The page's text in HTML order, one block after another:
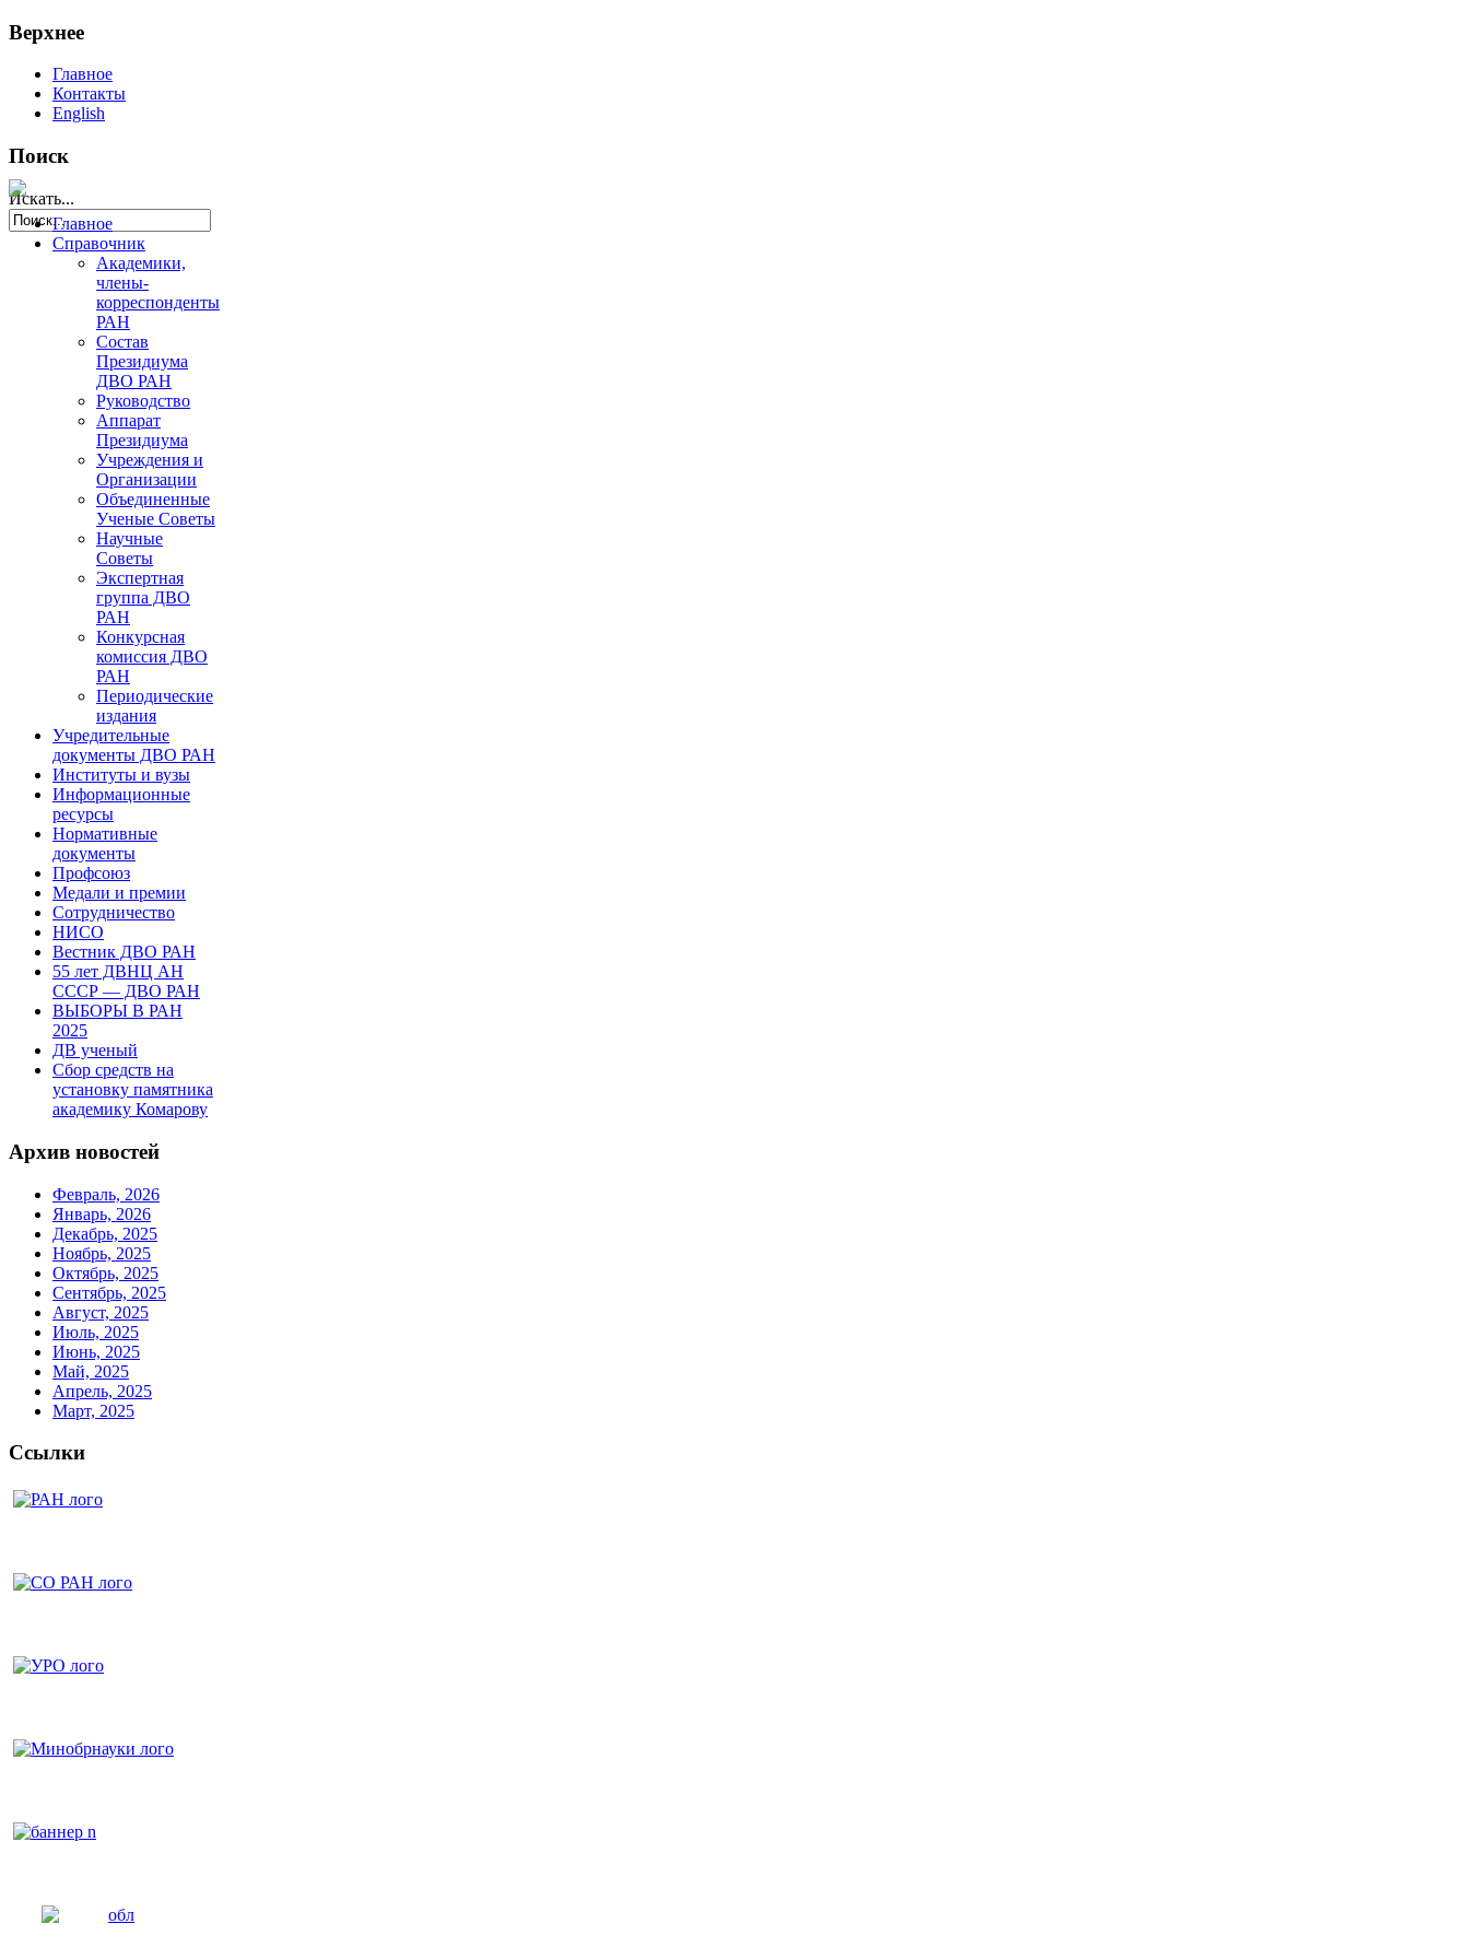
Верхнее
Главное
Контакты
English
Поиск
Искать...
Главное
Справочник
Академики,
члены-
корреспонденты
РАН
Состав
Президиума
ДВО РАН
Руководство
Аппарат
Президиума
Учреждения и
Организации
Объединенные
Ученые Советы
Научные
Советы
Экспертная
группа ДВО
РАН
Конкурсная
комиссия ДВО
РАН
Периодические
издания
Учредительные
документы ДВО РАН
Институты и вузы
Информационные
ресурсы
Нормативные
документы
Профсоюз
Медали и премии
Сотрудничество
НИСО
Вестник ДВО РАН
55 лет ДВНЦ АН
СССР — ДВО РАН
ВЫБОРЫ В РАН
2025
ДВ ученый
Сбор средств на
установку памятника
академику Комарову
Архив новостей
Февраль, 2026
Январь, 2026
Декабрь, 2025
Ноябрь, 2025
Октябрь, 2025
Сентябрь, 2025
Август, 2025
Июль, 2025
Июнь, 2025
Май, 2025
Апрель, 2025
Март, 2025
Ссылки